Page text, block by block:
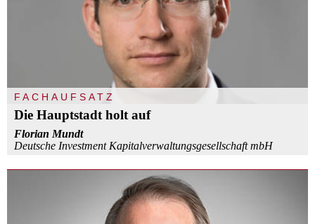
FACHAUFSATZ
Die Hauptstadt holt auf
Florian Mundt
Deutsche Investment Kapitalverwaltungsgesellschaft mbH